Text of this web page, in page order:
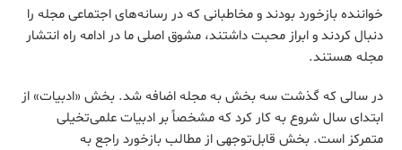
خواننده بازخورد بودند و مخاطبانی که در رسانه‌های اجتماعی مجله را
دنبال ‌کردند و ابراز محبت داشتند، مشوق اصلی ما در ادامه راه انتشار
مجله هستند.
در سالی که گذشت سه بخش به مجله اضافه شد. بخش «ادبیات» از
ابتدای سال شروع به کار کرد که مشخصاً بر ادبیات علمی‌تخیلی
متمرکز است. بخش قابل‌توجهی از مطالب بازخورد راجع به